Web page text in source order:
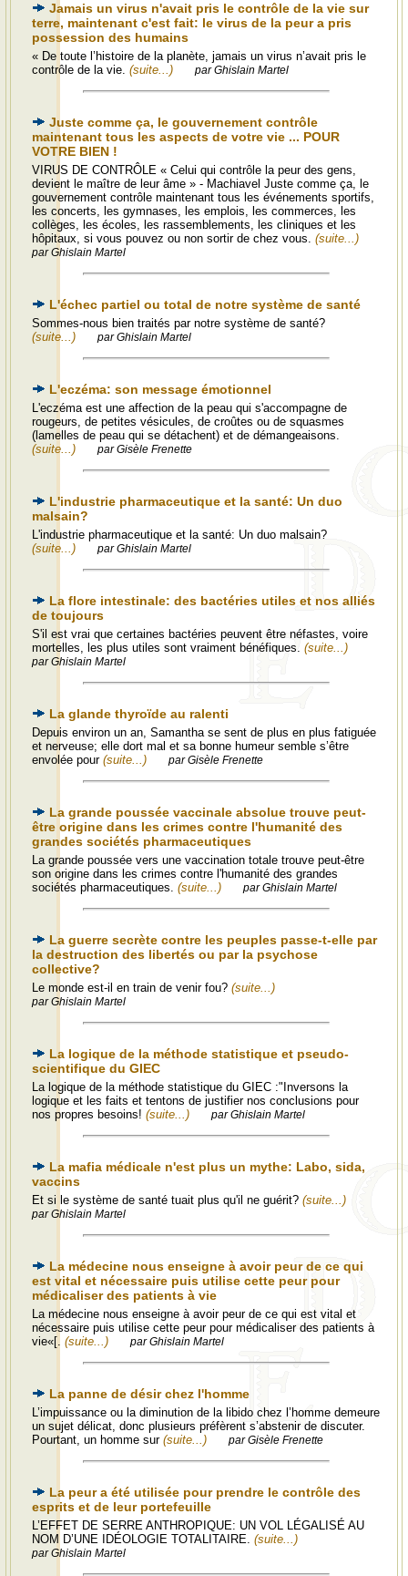
Jamais un virus n'avait pris le contrôle de la vie sur
terre, maintenant c'est fait: le virus de la peur a pris
possession des humains
« De toute l’histoire de la planète, jamais un virus n’avait pris le
contrôle de la vie. (suite...) par Ghislain Martel
Juste comme ça, le gouvernement contrôle
maintenant tous les aspects de votre vie ... POUR
VOTRE BIEN !
VIRUS DE CONTRÔLE « Celui qui contrôle la peur des gens,
devient le maître de leur âme » - Machiavel Juste comme ça, le
gouvernement contrôle maintenant tous les événements sportifs,
les concerts, les gymnases, les emplois, les commerces, les
collèges, les écoles, les rassemblements, les cliniques et les
hôpitaux, si vous pouvez ou non sortir de chez vous. (suite...)
par Ghislain Martel
L'échec partiel ou total de notre système de santé
Sommes-nous bien traités par notre système de santé?
(suite...)
par Ghislain Martel
L'eczéma: son message émotionnel
L'eczéma est une affection de la peau qui s'accompagne de
rougeurs, de petites vésicules, de croûtes ou de squasmes
(lamelles de peau qui se détachent) et de démangeaisons.
(suite...)
par Gisèle Frenette
L'industrie pharmaceutique et la santé: Un duo
malsain?
L'industrie pharmaceutique et la santé: Un duo malsain?
(suite...)
par Ghislain Martel
La flore intestinale: des bactéries utiles et nos alliés
de toujours
S'il est vrai que certaines bactéries peuvent être néfastes, voire
mortelles, les plus utiles sont vraiment bénéfiques. (suite...)
par Ghislain Martel
La glande thyroïde au ralenti
Depuis environ un an, Samantha se sent de plus en plus fatiguée
et nerveuse; elle dort mal et sa bonne humeur semble s’être
envolée pour (suite...) par Gisèle Frenette
La grande poussée vaccinale absolue trouve peut-
être origine dans les crimes contre l'humanité des
grandes sociétés pharmaceutiques
La grande poussée vers une vaccination totale trouve peut-être
son origine dans les crimes contre l'humanité des grandes
sociétés pharmaceutiques. (suite...) par Ghislain Martel
La guerre secrète contre les peuples passe-t-elle par
la destruction des libertés ou par la psychose
collective?
Le monde est-il en train de venir fou? (suite...)
par Ghislain Martel
La logique de la méthode statistique et pseudo-
scientifique du GIEC
La logique de la méthode statistique du GIEC :"Inversons la
logique et les faits et tentons de justifier nos conclusions pour
nos propres besoins! (suite...) par Ghislain Martel
La mafia médicale n'est plus un mythe: Labo, sida,
vaccins
Et si le système de santé tuait plus qu'il ne guérit? (suite...)
par Ghislain Martel
La médecine nous enseigne à avoir peur de ce qui
est vital et nécessaire puis utilise cette peur pour
médicaliser des patients à vie
La médecine nous enseigne à avoir peur de ce qui est vital et
nécessaire puis utilise cette peur pour médicaliser des patients à
vie«[. (suite...) par Ghislain Martel
La panne de désir chez l'homme
L’impuissance ou la diminution de la libido chez l’homme demeure
un sujet délicat, donc plusieurs préfèrent s’abstenir de discuter.
Pourtant, un homme sur (suite...) par Gisèle Frenette
La peur a été utilisée pour prendre le contrôle des
esprits et de leur portefeuille
L’EFFET DE SERRE ANTHROPIQUE: UN VOL LÉGALISÉ AU
NOM D’UNE IDÉOLOGIE TOTALITAIRE. (suite...)
par Ghislain Martel